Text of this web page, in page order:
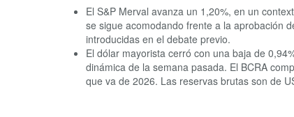
El S&P Merval avanza un 1,20%, en un
se sigue acomodando frente a la aprobación
introducidas en el debate previo.
El dólar mayorista cerró con una baja de
dinámica de la semana pasada. El BCRA
que va de 2026. Las reservas brutas son de